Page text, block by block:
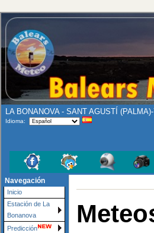
LA BONANOVA - SANT AGUSTÍ
Idioma:
Navegación
Inicio
Estación de La
Bonanova
Predicción